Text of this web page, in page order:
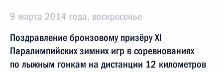
9 марта 2014 года, воскресенье
Поздравление бронзовому призёру XI
Паралимпийских зимних игр в соревнованиях
по лыжным гонкам на дистанции 12 километров